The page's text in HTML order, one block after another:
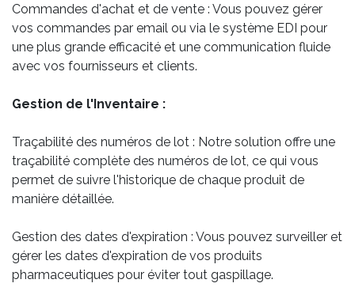
Commandes d'achat et de vente : Vous pouvez gérer
vos commandes par email ou via le système EDI pour
une plus grande efficacité et une communication fluide
avec vos fournisseurs et clients.
Gestion de l'Inventaire :
Traçabilité des numéros de lot : Notre solution offre une
traçabilité complète des numéros de lot, ce qui vous
permet de suivre l'historique de chaque produit de
manière détaillée.
Gestion des dates d'expiration : Vous pouvez surveiller et
gérer les dates d'expiration de vos produits
pharmaceutiques pour éviter tout gaspillage.